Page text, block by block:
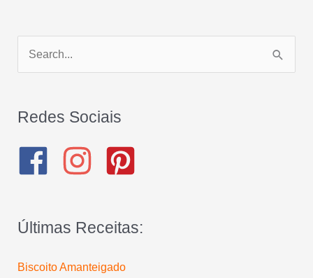
q
r
o
Redes Sociais
Últimas Receitas:
Biscoito Amanteigado